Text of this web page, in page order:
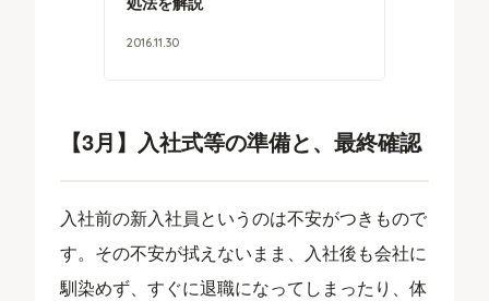
2016.11.30
【3月】入社式等の準備と、最終確認
入社前の新入社員というのは不安がつきもので
す。その不安が拭えないまま、入社後も会社に
馴染めず、すぐに退職になってしまったり、体